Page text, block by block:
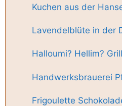
Kuchen aus der
Lavendelblüte in der
Halloumi? Hellim?
Handwerksbrauerei
Frigoulette